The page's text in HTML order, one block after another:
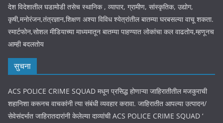
देश विदेशातील घडामोडी तसेच स्थानिक , व्यापार, ग्रामीण, सांस्कृतिक, उद्योग,
कृषी,मनोरंजन,तंत्रज्ञान,शिक्षण अश्या विविध श्येत्रांतील बातम्या घरबसल्या वाचू शकता.
स्मार्टफोन,सोशल मीडियाच्या माध्यमातून बातम्या पाहण्यात लोकांचा कल वाढतोय,म्हणूनच
आम्ही बदलतोय
सुचना
ACS POLICE CRIME SQUAD मधून प्रसिद्ध होणाऱ्या जाहिरातीतील मजकुराची
शहानिशा करूनच वाचकांनी त्या संबंधी व्यवहार करावा. जाहिरातीत आपल्या उत्पादन/
सेवेसंदर्भात जाहिरातदारांनी केलेल्या दाव्यांची ACS POLICE CRIME SQUAD ‘